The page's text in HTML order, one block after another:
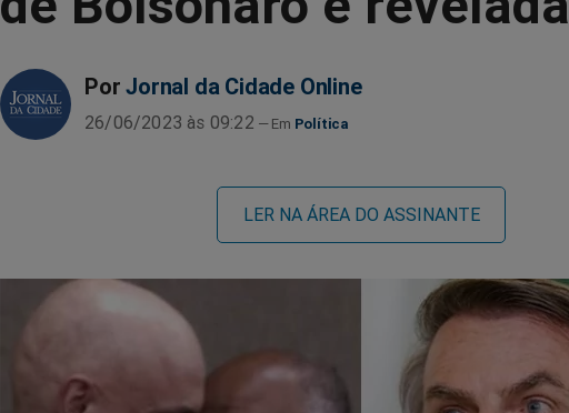
Por Jornal da Cidade Online
26/06/2023 às 09:22 Política
LER NA ÁREA DO ASSINANTE